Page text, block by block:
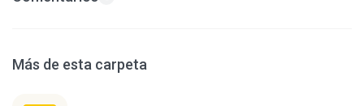
Más de esta carpeta